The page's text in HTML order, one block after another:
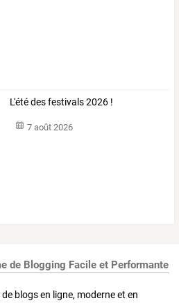
L'été des festivals 2026 !
7 août 2026
de Blogging Facile et Performante
blogs en ligne, moderne et en